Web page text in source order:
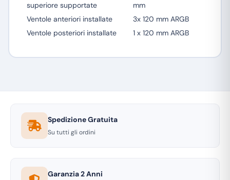
superiore supportate
mm
Ventole anteriori installate
3x 120 mm ARGB
Ventole posteriori installate
1 x 120 mm ARGB
Spedizione Gratuita
Su tutti gli ordini
Garanzia 2 Anni